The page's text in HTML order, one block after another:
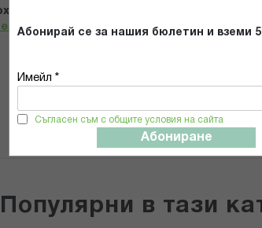
Абонирай се за нашия бюлетин и вземи
Имейл *
Съгласен съм с общите условия на сайта
Абониране
и се съгласявам с
*
ИЗПРАТИ
Популярни в тази